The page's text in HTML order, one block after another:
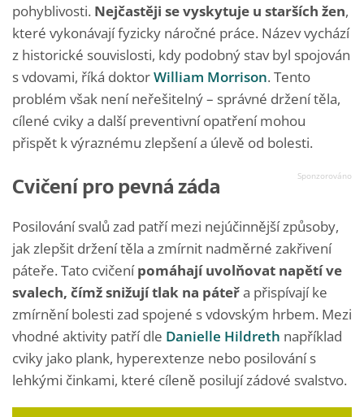
pohyblivosti. Nejčastěji se vyskytuje u starších žen,
které vykonávají fyzicky náročné práce. Název vychází
z historické souvislosti, kdy podobný stav byl spojován
s vdovami, říká doktorWilliam Morrison. Tento
problém však není neřešitelný – správné držení těla,
cílené cviky a další preventivní opatření mohou
přispět k výraznému zlepšení a úlevě od bolesti.
Cvičení pro pevná záda
Posilování svalů zad patří mezi nejúčinnější způsoby,
jak zlepšit držení těla a zmírnit nadměrné zakřivení
páteře. Tato cvičenípomáhají uvolňovat napětí ve
svalech, čímž snižují tlak na páteřa přispívají ke
zmírnění bolesti zad spojené s vdovským hrbem. Mezi
vhodné aktivity patří dle Danielle Hildreth například
cviky jako plank, hyperextenze nebo posilování s
lehkými činkami, které cíleně posilují zádové svalstvo.